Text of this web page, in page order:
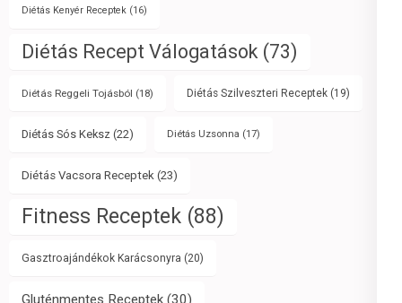
Diétás Kenyér Receptek (16)
Diétás Recept Válogatások (73)
Diétás Reggeli Tojásból (18) Diétás Szilveszteri Receptek (19)
Diétás Sós Keksz (22) Diétás Uzsonna (17)
Diétás Vacsora Receptek (23)
Fitness Receptek (88)
Gasztroajándékok Karácsonyra (20)
Gluténmentes Receptek (30)